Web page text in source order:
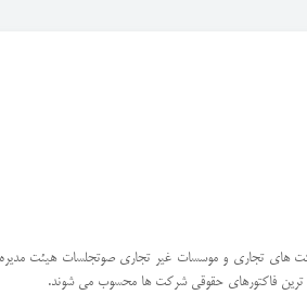
های تجاری و موسسات غیر تجاری صوتجلسات هیئت
ترین فاکتورهای حقوقی شرکت ها محسوب می شوند.